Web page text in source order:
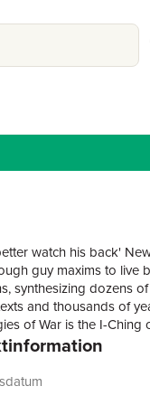
watch his back'
guy maxims to live
synthesizing dozens
and thousands of
of War is the I-
into the essential,
Margaret Thatcher,
thirty-three chapters